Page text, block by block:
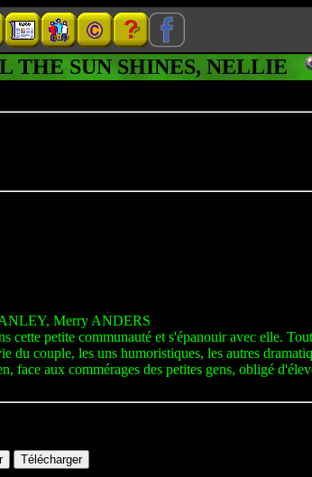
THE SUN SHINES, NELLIE
Merry ANDERS
petite communauté et s'épanouir avec elle.
couple, les uns humoristiques, les autres
aux commérages des petites gens, obligé